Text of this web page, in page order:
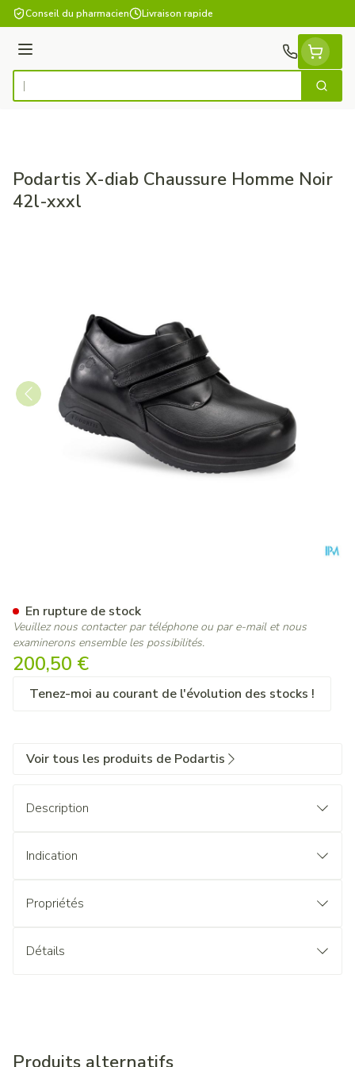
Aller au contenu
Conseil du pharmacien Livraison rapide
Menu
Rechercher
Podartis X-diab Chaussure Homme Noir
42l-xxxl
200,50 €
Tenez-moi au courant de l'évolution des stocks !
En rupture de stock
Veuillez nous contacter par téléphone ou par e-mail et nous
examinerons ensemble les possibilités.
Voir tous les produits de Podartis
Description
Indication
Propriétés
Détails
Produits alternatifs